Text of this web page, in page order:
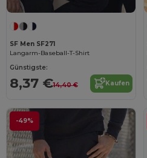
SF Men SF271
Langarm-Baseball-T-Shirt
Günstigste:
8,37 €14,40 € Kaufen
-49%